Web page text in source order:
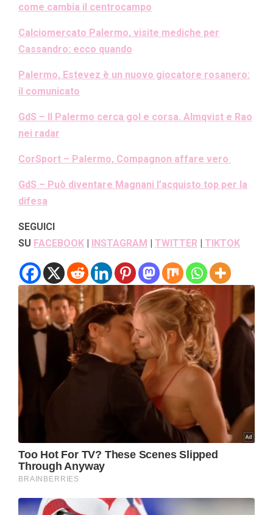
come cambia il centrocampo
Calciomercato Palermo, visite mediche per
Cassandro: ecco quando
Palermo, Estevez è un nuovo giocatore rosanero:
il comunicato
GdS – Il Palermo cerca gol e corsa. Almqvist e Rao
nei radar
CorSport – Palermo, Compagnon affare vero
GdS – Può diventare Magnani l’acquisto top per la
difesa
SEGUICI
SU FACEBOOK | INSTAGRAM | TWITTER | TIKTOK